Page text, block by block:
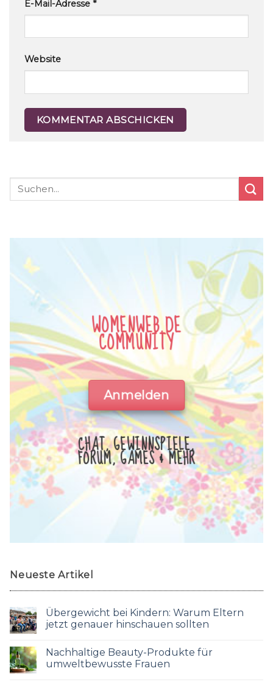
E-Mail-Adresse *
Website
WOMENWEB.DE
COMMUNITY
Anmelden
CHAT, GEWINNSPIELE,
FORUM, GAMES & MEHR
Neueste Artikel
Übergewicht bei Kindern: Warum Eltern
jetzt genauer hinschauen sollten
Nachhaltige Beauty-Produkte für
umweltbewusste Frauen